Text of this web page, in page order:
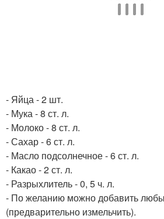
- Яйца - 2 шт.
- Мука - 8 ст. л.
- Молоко - 8 ст. л.
- Сахар - 6 ст. л.
- Масло подсолнечное - 6 ст. л.
- Какао - 2 ст. л.
- Разрыхлитель - 0, 5 ч. л.
- По желанию можно добавить
(предварительно измельчить).